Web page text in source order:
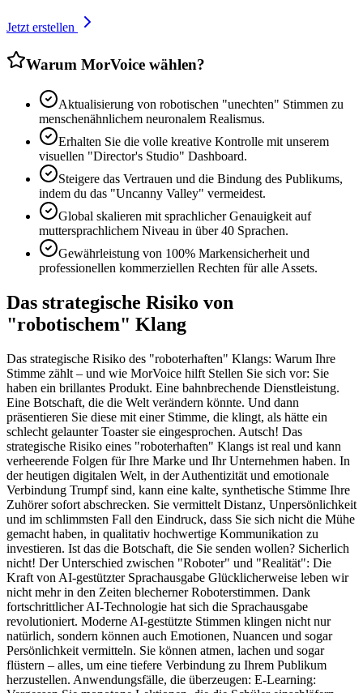
Jetzt erstellen
Warum MorVoice wählen?
Aktualisierung von robotischen "unechten" Stimmen zu
menschenähnlichem neuronalem Realismus.
Erhalten Sie die volle kreative Kontrolle mit unserem
visuellen "Director's Studio" Dashboard.
Steigere das Vertrauen und die Bindung des Publikums,
indem du das "Uncanny Valley" vermeidest.
Global skalieren mit sprachlicher Genauigkeit auf
muttersprachlichem Niveau in über 40 Sprachen.
Gewährleistung von 100% Markensicherheit und
professionellen kommerziellen Rechten für alle Assets.
Das strategische Risiko von
"robotischem" Klang
Das strategische Risiko des "roboterhaften" Klangs: Warum Ihre
Stimme zählt – und wie MorVoice hilft Stellen Sie sich vor: Sie
haben ein brillantes Produkt. Eine bahnbrechende Dienstleistung.
Eine Botschaft, die die Welt verändern könnte. Und dann
präsentieren Sie diese mit einer Stimme, die klingt, als hätte ein
schlecht gelaunter Toaster sie eingesprochen. Autsch! Das
strategische Risiko eines "roboterhaften" Klangs ist real und kann
verheerende Folgen für Ihre Marke und Ihr Unternehmen haben. In
der heutigen digitalen Welt, in der Authentizität und emotionale
Verbindung Trumpf sind, kann eine kalte, synthetische Stimme Ihre
Zuhörer sofort abschrecken. Sie vermittelt Distanz, Unpersönlichkeit
und im schlimmsten Fall den Eindruck, dass Sie sich nicht die Mühe
gemacht haben, in qualitativ hochwertige Kommunikation zu
investieren. Ist das die Botschaft, die Sie senden wollen? Sicherlich
nicht! Der Unterschied zwischen "Roboter" und "Realität": Die
Kraft von AI-gestützter Sprachausgabe Glücklicherweise leben wir
nicht mehr in den Zeiten blecherner Roboterstimmen. Dank
fortschrittlicher AI-Technologie hat sich die Sprachausgabe
revolutioniert. Moderne AI-gestützte Stimmen klingen nicht nur
natürlich, sondern können auch Emotionen, Nuancen und sogar
Persönlichkeit vermitteln. Sie können atmen, lachen und sogar
flüstern – alles, um eine tiefere Verbindung zu Ihrem Publikum
herzustellen. Anwendungsfälle, die überzeugen: E-Learning: